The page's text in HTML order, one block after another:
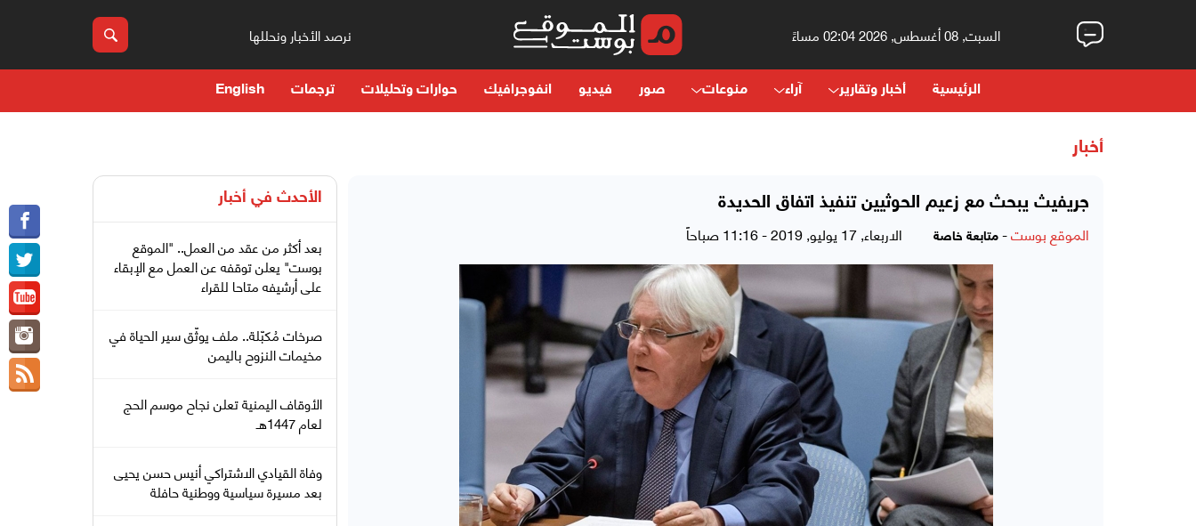
السبت, 08 أغسطس, 2026 02:04 مساءً نرصد الأخبار ونحللها
الرئيسية أخبار وتقارير آراء منوعات صور فيديو انفوجرافيك حوارات وتحليلات ترجمات English
أخبار
جريفيث يبحث مع زعيم الحوثيين تنفيذ اتفاق الحديدة
الموقع بوست- متابعة خاصة الاربعاء, 17 يوليو, 2019 - 11:16 صباحاً
الأحدث في أخبار
بعد أكثر من عقد من العمل.. "الموقع
بوست" يعلن توقفه عن العمل مع الإبقاء
على أرشيفه متاحا للقراء
صرخات مُكبّلة.. ملف يوثّق سير الحياة في
مخيمات النزوح باليمن
الأوقاف اليمنية تعلن نجاح موسم الحج
لعام 1447هـ
وفاة القيادي الاشتراكي أنيس حسن يحيى
بعد مسيرة سياسية ووطنية حافلة